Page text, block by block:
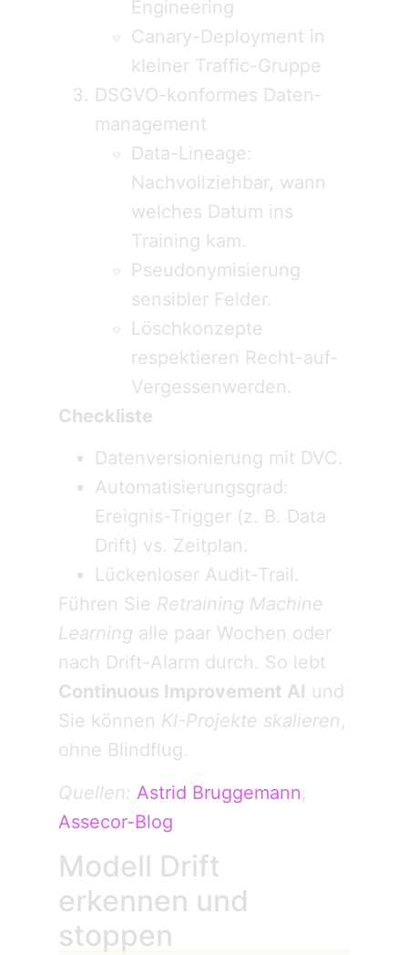
Engineering
Canary-Deployment in
kleiner Traffic-Gruppe
DSGVO-konformes Daten­
management
Data-Lineage:
Nachvollziehbar, wann
welches Datum ins
Training kam.
Pseudonymisierung
sensibler Felder.
Löschkonzepte
respektieren Recht-auf-
Vergessenwerden.
Checkliste
Datenversionierung mit DVC.
Automatisierungsgrad:
Ereignis-Trigger (z. B. Data
Drift) vs. Zeitplan.
Lückenloser Audit-Trail.
Führen Sie Retraining Machine
Learning alle paar Wochen oder
nach Drift-Alarm durch. So lebt
Continuous Improvement AI
und
Sie können KI-Projekte skalieren,
ohne Blindflug.
Quellen: Astrid Bruggemann,
Assecor-Blog
Modell Drift
erkennen und
stoppen